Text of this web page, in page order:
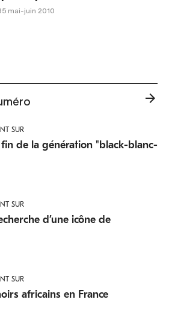
mai-juin 2010
SUR
de la génération "black-blanc-
SUR
d’une icône de
SUR
africains en France